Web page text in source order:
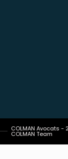
COLMAN Avocats
COLMAN Team